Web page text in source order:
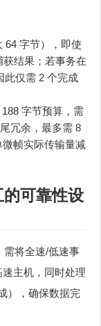
64 字节），即使
结果；若事务在
此仅需 2 个完成
字节预算，需
冗余，最多需 8
帧实际传输量减
可靠性设
需将全速/低速事
主机，同时处理
），确保数据完